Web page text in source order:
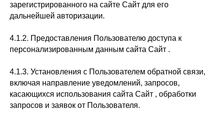
зарегистрированного на сайте Сайт для его
дальнейшей авторизации.
4.1.2. Предоставления Пользователю доступа к
персонализированным данным сайта Сайт .
4.1.3. Установления с Пользователем обратной связи,
включая направление уведомлений, запросов,
касающихся использования сайта Сайт , обработки
запросов и заявок от Пользователя.